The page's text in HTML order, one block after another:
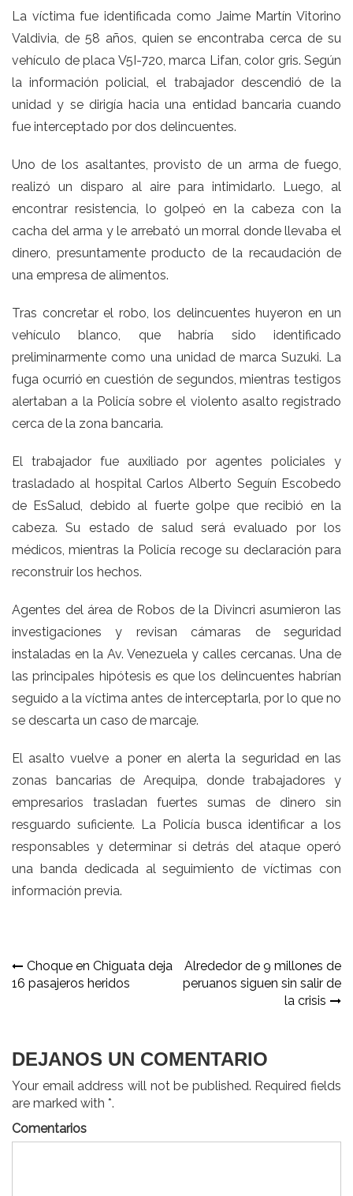
La víctima fue identificada como Jaime Martín Vitorino
Valdivia, de 58 años, quien se encontraba cerca de su
vehículo de placa V5I-720, marca Lifan, color gris. Según
la información policial, el trabajador descendió de la
unidad y se dirigía hacia una entidad bancaria cuando
fue interceptado por dos delincuentes.
Uno de los asaltantes, provisto de un arma de fuego,
realizó un disparo al aire para intimidarlo. Luego, al
encontrar resistencia, lo golpeó en la cabeza con la
cacha del arma y le arrebató un morral donde llevaba el
dinero, presuntamente producto de la recaudación de
una empresa de alimentos.
Tras concretar el robo, los delincuentes huyeron en un
vehículo blanco, que habría sido identificado
preliminarmente como una unidad de marca Suzuki. La
fuga ocurrió en cuestión de segundos, mientras testigos
alertaban a la Policía sobre el violento asalto registrado
cerca de la zona bancaria.
El trabajador fue auxiliado por agentes policiales y
trasladado al hospital Carlos Alberto Seguín Escobedo
de EsSalud, debido al fuerte golpe que recibió en la
cabeza. Su estado de salud será evaluado por los
médicos, mientras la Policía recoge su declaración para
reconstruir los hechos.
Agentes del área de Robos de la Divincri asumieron las
investigaciones y revisan cámaras de seguridad
instaladas en la Av. Venezuela y calles cercanas. Una de
las principales hipótesis es que los delincuentes habrían
seguido a la víctima antes de interceptarla, por lo que no
se descarta un caso de marcaje.
El asalto vuelve a poner en alerta la seguridad en las
zonas bancarias de Arequipa, donde trabajadores y
empresarios trasladan fuertes sumas de dinero sin
resguardo suficiente. La Policía busca identificar a los
responsables y determinar si detrás del ataque operó
una banda dedicada al seguimiento de víctimas con
información previa.
Navegación
de
Choque en Chiguata deja
16 pasajeros heridos
Alrededor de 9 millones de
peruanos siguen sin salir de
la crisis
DEJANOS UN COMENTARIO
Your email address will not be published. Required fields
are marked with *.
Comentarios